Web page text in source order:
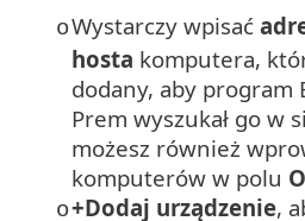
oWystarczy wpisać
hosta komputera,
dodany, aby program
Prem wyszukał go w
możesz również
komputerów w polu
o+Dodaj urządzenie,